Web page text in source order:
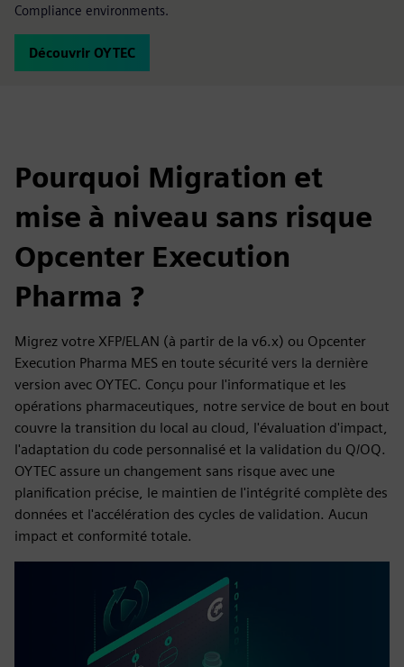
Compliance environments.
Découvrir OYTEC
Pourquoi Migration et
mise à niveau sans risque
Opcenter Execution
Pharma ?
Migrez votre XFP/ELAN (à partir de la v6.x) ou Opcenter
Execution Pharma MES en toute sécurité vers la dernière
version avec OYTEC. Conçu pour l'informatique et les
opérations pharmaceutiques, notre service de bout en bout
couvre la transition du local au cloud, l'évaluation d'impact,
l'adaptation du code personnalisé et la validation du Q/OQ.
OYTEC assure un changement sans risque avec une
planification précise, le maintien de l'intégrité complète des
données et l'accélération des cycles de validation. Aucun
impact et conformité totale.